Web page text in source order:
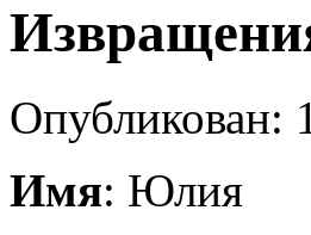
Опубликован:
Имя: Юлия